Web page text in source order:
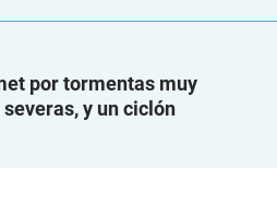
por tormentas muy
y un ciclón